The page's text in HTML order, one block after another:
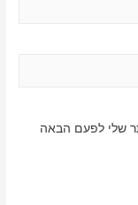
שלי לפעם הבאה